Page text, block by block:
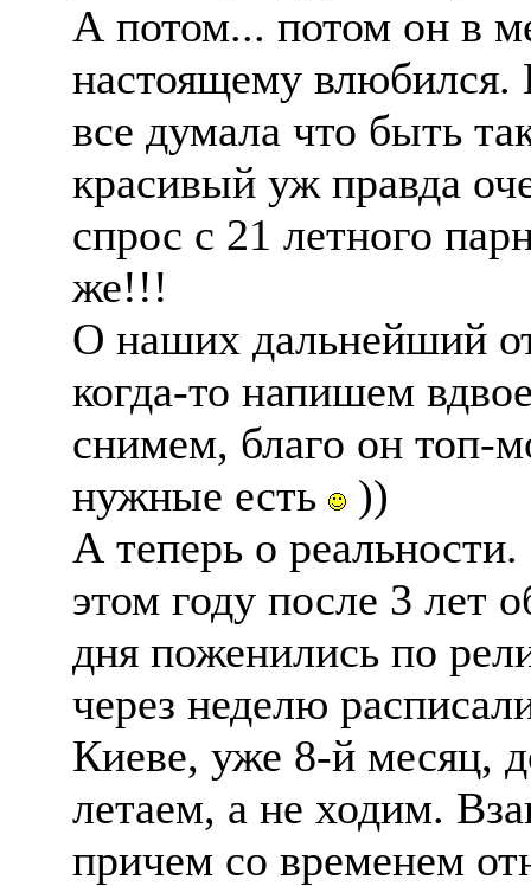
А потом... потом он в
настоящему влюбился.
все думала что быть
красивый уж правда
спрос с 21 летного
же!!!
О наших дальнейший
когда-то напишем
снимем, благо он топ-
нужные есть
))
А теперь о
этом году после 3 лет
дня поженились по
через неделю
Киеве, уже 8-й месяц,
летаем, а не ходим.
причем со временем